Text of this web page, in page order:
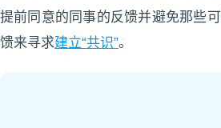
提前同意的同事的反馈并避免那些
馈来寻求建立“共识”。